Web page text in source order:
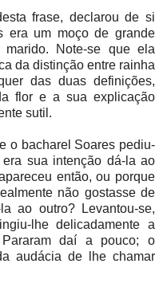
frase, declarou de si
era um moço de grande
marido. Note-se que ela
da distinção entre rainha
das duas definições,
flor e a sua explicação
sutil.
o bacharel Soares pediu-
sua intenção dá-la ao
então, ou porque
não gostasse de
ao outro? Levantou-se,
lhe delicadamente a
daí a pouco; o
audácia de lhe chamar